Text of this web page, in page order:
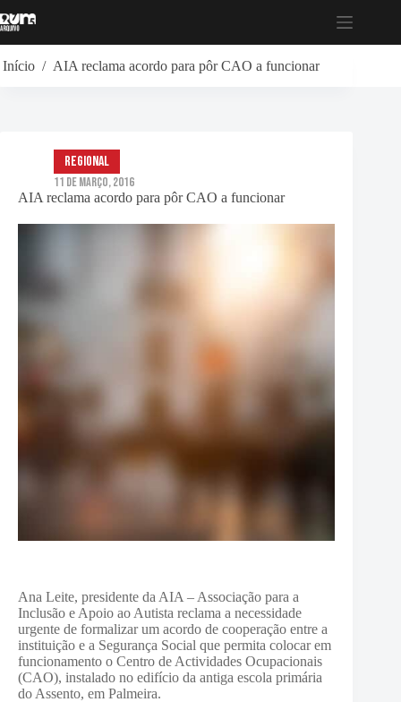
para
Início / AIA reclama acordo para pôr CAO a funcionar
AIA reclama acordo para pôr CAO a funcionar
Regional
11 de Março, 2016
Ana Leite, presidente da AIA – Associação para a
Inclusão e Apoio ao Autista reclama a necessidade
urgente de formalizar um acordo de cooperação entre a
instituição e a Segurança Social que permita colocar em
funcionamento o Centro de Actividades Ocupacionais
(CAO), instalado no edifício da antiga escola primária
do Assento, em Palmeira.